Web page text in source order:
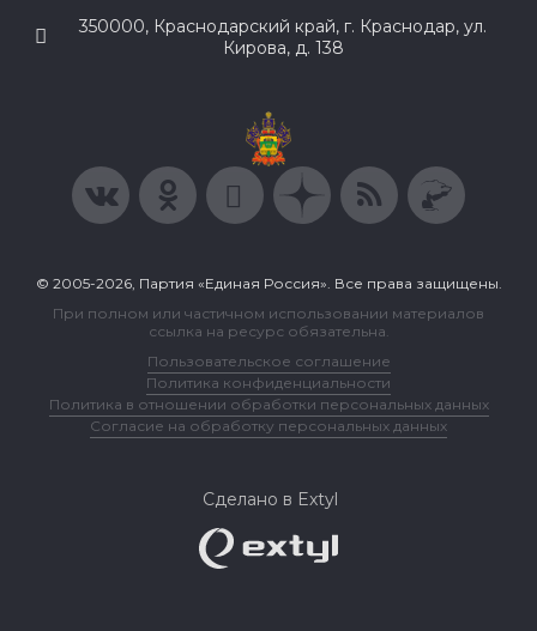
350000, Краснодарский край, г. Краснодар, ул.
Кирова, д. 138
© 2005-2026, Партия «Единая Россия». Все права защищены.
При полном или частичном использовании материалов
ссылка на ресурс обязательна.
Пользовательское соглашение
Политика конфиденциальности
Политика в отношении обработки персональных данных
Согласие на обработку персональных данных
Сделано в Extyl